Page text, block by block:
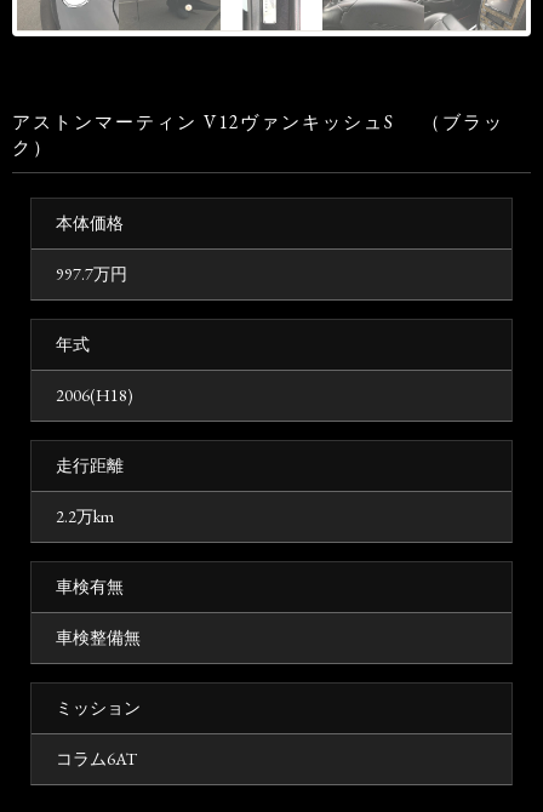
アストンマーティン V12ヴァンキッシュS （ブラッ
ク）
本体価格
997.7万円
年式
2006(H18)
走行距離
2.2万km
車検有無
車検整備無
ミッション
コラム6AT